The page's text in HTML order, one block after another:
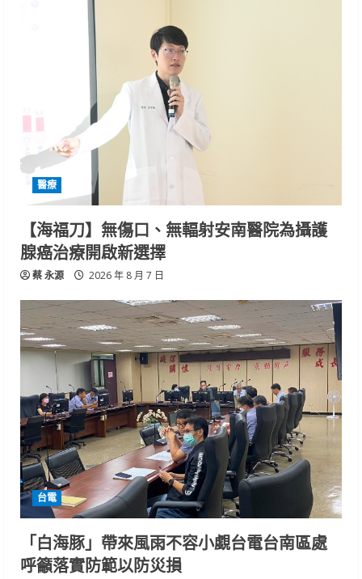
醫療
【海福刀】無傷口、無輻射安南醫院為攝護
腺癌治療開啟新選擇
蔡 永源 2026 年 8 月 7 日
台電
「白海豚」帶來風雨不容小覷台電台南區處
呼籲落實防範以防災損